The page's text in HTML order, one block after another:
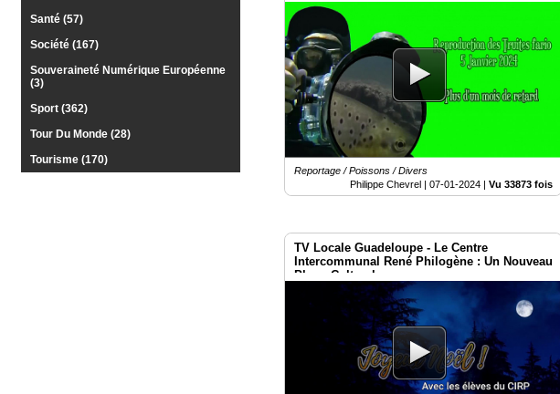
Inscription
Accès
Santé (57)
Société (167)
Souveraineté Numérique Européenne
(3)
Sport (362)
Tour Du Monde (28)
Tourisme (170)
Reportage / Poissons / Divers
Philippe Chevrel |07-01-2024 |Vu 33873 fois
TV Locale Guadeloupe - Le Centre
Intercommunal René Philogène : Un Nouveau
Phare Culturel.